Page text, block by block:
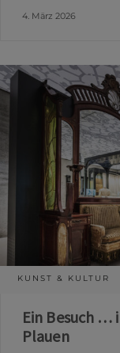
4. März 2026
KUNST & KULTUR
Ein Besuch …
Plauen